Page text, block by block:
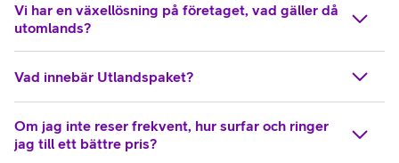
Vi har en växellösning på företaget, vad gäller då
utomlands?
Vad innebär Utlandspaket?
Om jag inte reser frekvent, hur surfar och ringer
jag till ett bättre pris?